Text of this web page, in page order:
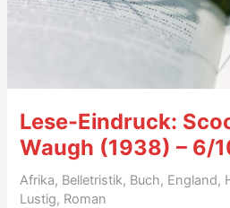
Post
Lese-Eindruck:
Waugh (1938) – 6/
Afrika, Belletristik, Buch, England,
Lustig, Roman